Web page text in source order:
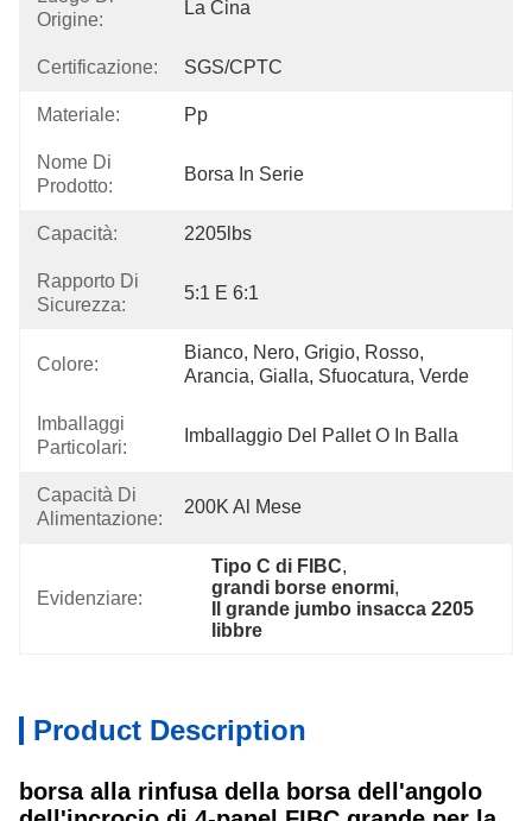
Origine:
La Cina
Certificazione: SGS/CPTC
Materiale: Pp
Nome Di
Prodotto:
Borsa In Serie
Capacità: 2205lbs
Rapporto Di
Sicurezza:
5:1 E 6:1
Colore:
Bianco, Nero, Grigio, Rosso,
Arancia, Gialla, Sfuocatura, Verde
Imballaggi
Particolari:
Imballaggio Del Pallet O In Balla
Capacità Di
Alimentazione:
200K Al Mese
Evidenziare:
Tipo C di FIBC,
grandi borse enormi,
Il grande jumbo insacca 2205
libbre
Product Description
borsa alla rinfusa della borsa dell'angolo